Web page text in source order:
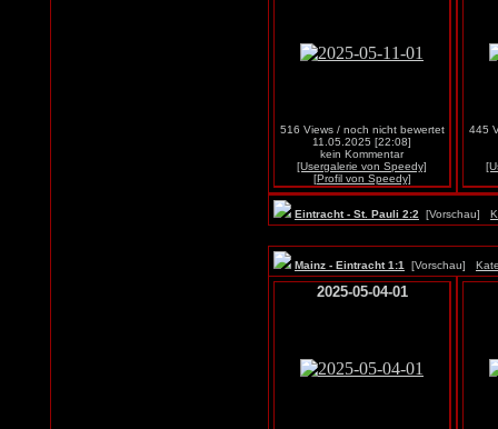
516 Views / noch nicht bewertet
11.05.2025 [22:08]
kein Kommentar
[Usergalerie von Speedy]
[Profil von Speedy]
445
Eintracht - St. Pauli 2:2 [Vorschau]
Mainz - Eintracht 1:1 [Vorschau]
2025-05-04-01